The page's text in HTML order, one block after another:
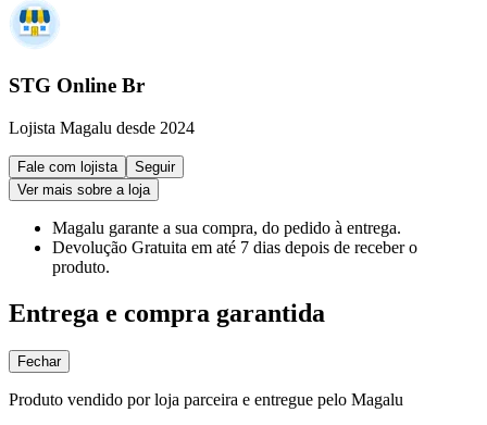
STG Online Br
Lojista Magalu desde 2024
Fale com lojista
Seguir
Ver mais sobre a loja
Magalu garante a sua compra, do pedido à entrega.
Devolução Gratuita em até 7 dias depois de receber o
produto.
Entrega e compra garantida
Fechar
Produto vendido por loja parceira e entregue pelo Magalu